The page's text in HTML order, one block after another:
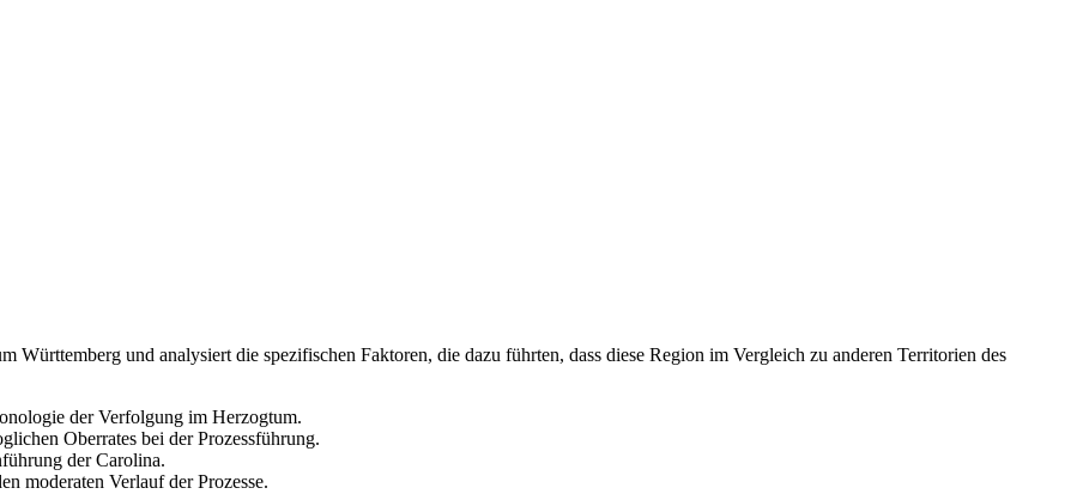
und analysiert die spezifischen Faktoren, die dazu führten, dass diese Region im Vergleich zu anderen Territorien des
der Verfolgung im Herzogtum.
Oberrates bei der Prozessführung.
der Carolina.
moderaten Verlauf der Prozesse.